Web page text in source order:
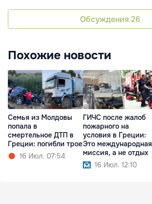
Обсуждения 26
Похожие новости
Семья из Молдовы
попала в
смертельное ДТП в
Греции: погибли трое
16 Июл. 07:54
ГИЧС после жалоб
пожарного на
условия в Греции:
Это международная
миссия, а не отдых
16 Июл. 12:10